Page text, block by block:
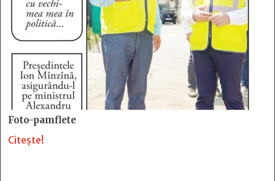
Foto-pamflete
Citește!